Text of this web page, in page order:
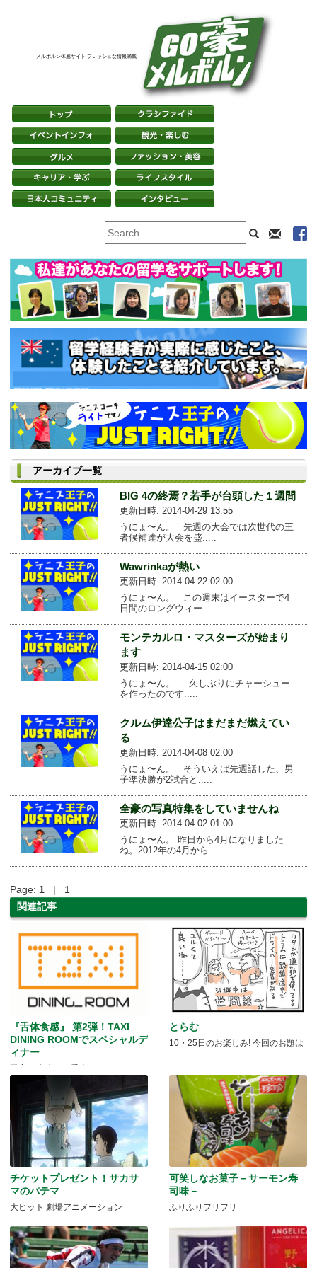
メルボルン体感サイト フレッシュな情報満載
アーカイブ一覧
BIG 4の終焉？若手が台頭した１週間
更新日時: 2014-04-29 13:55
うにょ〜ん。 先週の大会では次世代の王
者候補達が大会を盛.....
Wawrinkaが熱い
更新日時: 2014-04-22 02:00
うにょ〜ん。 この週末はイースターで4
日間のロングウィー.....
モンテカルロ・マスターズが始まり
ます
更新日時: 2014-04-15 02:00
うにょ〜ん。 久しぶりにチャーシュー
を作ったのです.....
クルム伊達公子はまだまだ燃えてい
る
更新日時: 2014-04-08 02:00
うにょ〜ん。 そういえば先週話した、男
子準決勝が2試合と.....
全豪の写真特集をしていませんね
更新日時: 2014-04-02 01:00
うにょ〜ん。 昨日から4月になりました
ね。2012年の4月から.....
Page: 1 | 1
関連記事
『舌体食感』 第2弾！TAXI
DINING ROOMでスペシャルデ
ィナー
限定40名様のご乗車です！
とらむ
10・25日のお楽しみ! 今回のお題は
チケットプレゼント！サカサ
マのパテマ
大ヒット 劇場アニメーション
可笑しなお菓子－サーモン寿
司味－
ふりふりフリフリ